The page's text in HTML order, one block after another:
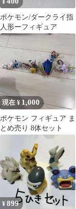
¥
ポケモン/ダークライ指
人形ーフィギュア
現在 ¥ 1,000
ポケモン フィギュア ま
とめ売り 8体セット
¥899